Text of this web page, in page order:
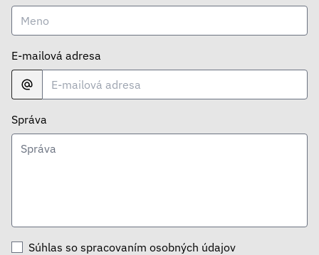
E-mailová adresa
Správa
Súhlas so spracovaním osobných údajov